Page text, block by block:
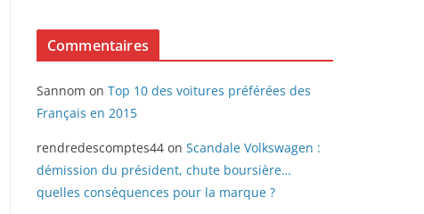
Commentaires
Sannom on Top 10 des voitures préférées des
Français en 2015
rendredescomptes44 on Scandale Volkswagen :
démission du président, chute boursière…
quelles conséquences pour la marque ?